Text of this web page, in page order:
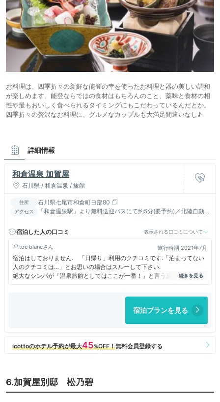
お料理は、四季折々の新鮮な能登の幸を使ったお料理と器の美しい調和
が楽しめます。能登ならではの食材はもちろんのこと、薬味と食材の相
性や最もおいしく食べられるタイミングにもこだわっているんだとか。
四季折々の贅沢なお料理に、グルメなカップルも大満足間違いなし♪
詳細情報
和倉温泉 加賀屋
石川県 / 和倉温泉 / 旅館
住所 石川県七尾市和倉町ヨ部80
アクセス
「和倉温泉駅」より無料送迎バスにて約5分(要予約)／北陸自動
倉IC」より車で約5分
宿泊した人の口コミ 表示される口コミについて
toc blanc 旅行時期 2021年7月
宿泊はしておりません. 「日帰り」利用のクチコミです.「泊まってない
人のクチコミは…」とお思いの場合はスルーして下さい.
絶大なシンパが「温泉旅館としてはここが一番！」と言う反面「もう行か
ない」との書き込みもあり評価が分かれる天下の『加賀屋』さん. 客室
真下にあたります. とても静かで景色もよく美味しい食事で良かったです.
泊まれば加賀屋さんの大浴場OKとのことなのでいつか利用したいと思い
ます. 我が家は「本丸での泊まりは無理」と判断しましたので
宿泊プランを見る
6.加賀屋別邸 松乃碧